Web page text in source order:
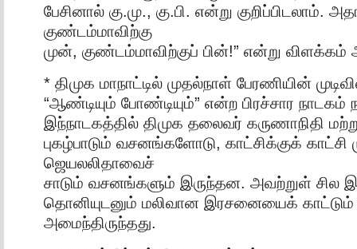
பேசினால் கு.மு., கு.பி. என்று குறிப்பிடலாம்.
குண்டம்மாவிற்கு
முன், குண்டம்மாவிற்குப் பின்!” என்று விளக்கம்
* திமுக மாநாட்டில் முதல்நாள் பேரணியின்
“ஆண்டியும் போண்டியும்” என்ற பிரச்சார நாடகம்
இந்நாடகத்தில் திமுக தலைவர் கருணாநிதி
புகழ்பாடும் வசனங்களோடு, காட்சிக்குக் காட்சி
ஜெயலலிதாவைச்
சாடும் வசனங்களும் இருந்தன. அவற்றுள் சில
தொனியுடனும் மலிவான இரசனையைக் காட்டும்
அமைந்திருந்தது.